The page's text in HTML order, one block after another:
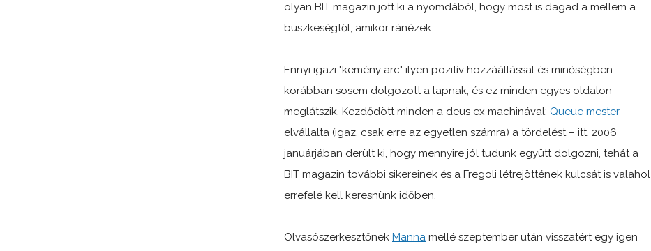
olyan BIT magazin jött ki a nyomdából, hogy most is dagad a mellem a
büszkeségtől, amikor ránézek.
Ennyi igazi "kemény arc" ilyen pozitív hozzáállással és minőségben
korábban sosem dolgozott a lapnak, és ez minden egyes oldalon
meglátszik. Kezdődött minden a deus ex machinával: Queue mester
elvállalta (igaz, csak erre az egyetlen számra) a tördelést – itt, 2006
januárjában derült ki, hogy mennyire jól tudunk együtt dolgozni, tehát a
BIT magazin további sikereinek és a Fregoli létrejöttének kulcsát is valahol
errefelé kell keresnünk időben.
Olvasószerkesztőnek Manna mellé szeptember után visszatért egy igen